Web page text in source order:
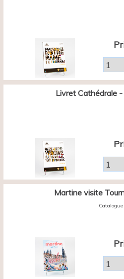
Livret Cathédrale
Martine visite
Catalogue